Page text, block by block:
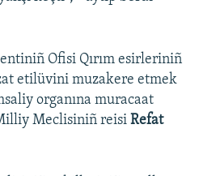
Ofisi​ Qırım esirleriniñ
etilüvini muzakere etmek
organına muracaat
Meclisiniñ reisi Refat